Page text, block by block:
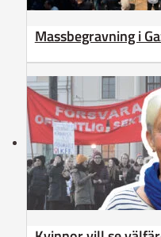
Massbegravning i